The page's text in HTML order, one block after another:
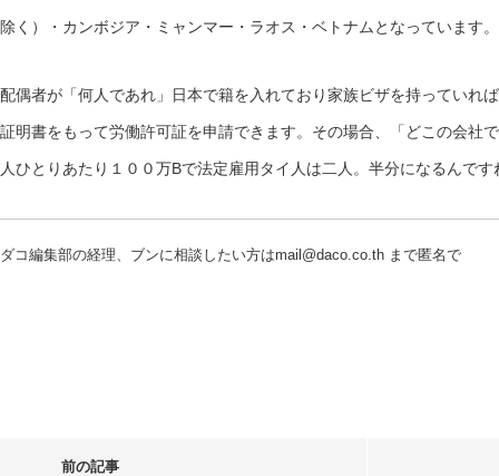
除く）・カンボジア・ミャンマー・ラオス・ベトナムとなっています。
配偶者が「何人であれ」日本で籍を入れており家族ビザを持っていれ
証明書をもって労働許可証を申請できます。その場合、「どこの会社
人ひとりあたり１００万Bで法定雇用タイ人は二人。半分になるんです
ダコ編集部の経理、ブンに相談したい方はmail@daco.co.th まで匿名で
前の記事